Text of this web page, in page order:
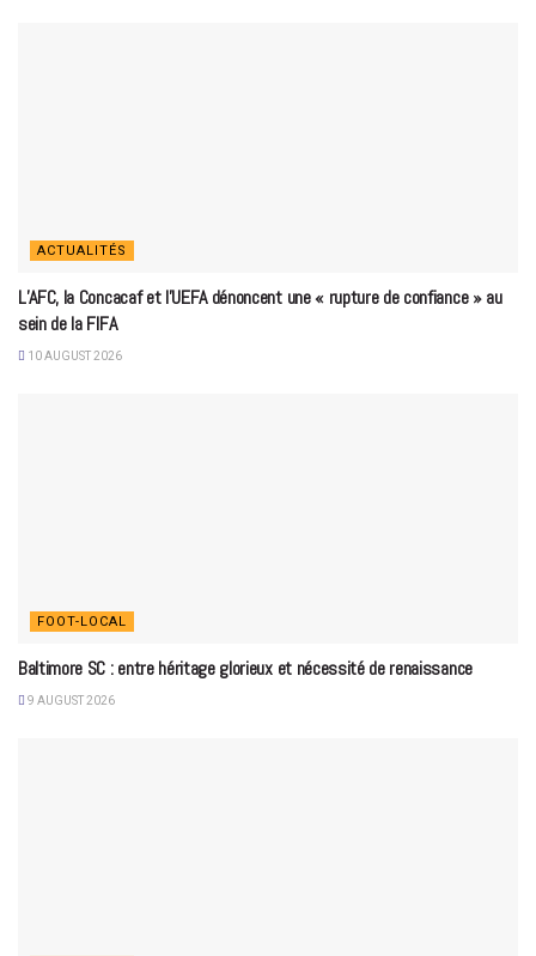
ACTUALITÉS
L’AFC, la Concacaf et l’UEFA dénoncent une « rupture de confiance » au
sein de la FIFA
10 AUGUST 2026
FOOT-LOCAL
Baltimore SC : entre héritage glorieux et nécessité de renaissance
9 AUGUST 2026